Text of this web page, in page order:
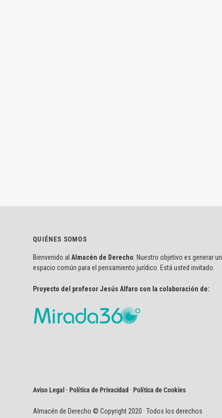
QUIÉNES SOMOS
Bienvenido al Almacén de Derecho . Nuestro objetivo es generar un
espacio común para el pensamiento jurídico. Está usted invitado.
Proyecto del profesor Jesús Alfaro con la colaboración de:
Aviso Legal · Política de Privacidad ·Política de Cookies
Almacén de Derecho © Copyright 2020 · Todos los derechos